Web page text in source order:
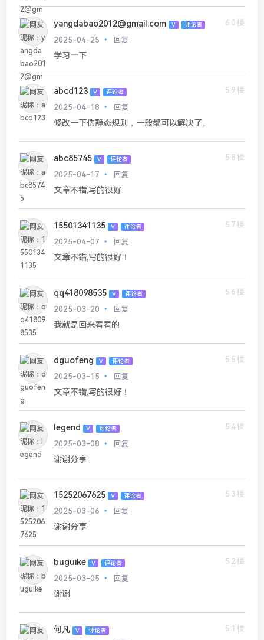
yangdabao2012@gmail.com V 评论者
60楼
2025-04-25
回复
学习一下
abcd123 V 评论者
59楼
2025-04-18
回复
修改一下伪静态规则，一般都可以解决了。
abc85745 V 评论者
58楼
2025-04-17
回复
文章不错,写的很好
15501341135 V 评论者
57楼
2025-04-07
回复
文章不错,写的很好！
qq418098535 V 评论者
56楼
2025-03-20
回复
我就是回来看看的
dguofeng V 评论者
55楼
2025-03-15
回复
文章不错,写的很好！
legend V 评论者
54楼
2025-03-08
回复
谢谢分享
15252067625 V 评论者
53楼
2025-03-06
回复
谢谢分享
buguike V 评论者
52楼
2025-03-05
回复
谢谢
何凡 V 评论者
51楼